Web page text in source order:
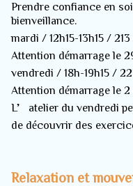
Prendre confiance en
bienveillance.
mardi / 12h15-13h15 /
Attention démarrage le
vendredi / 18h-19h15 /
Attention démarrage le 2
L’atelier du vendredi
de découvrir des
Relaxation et